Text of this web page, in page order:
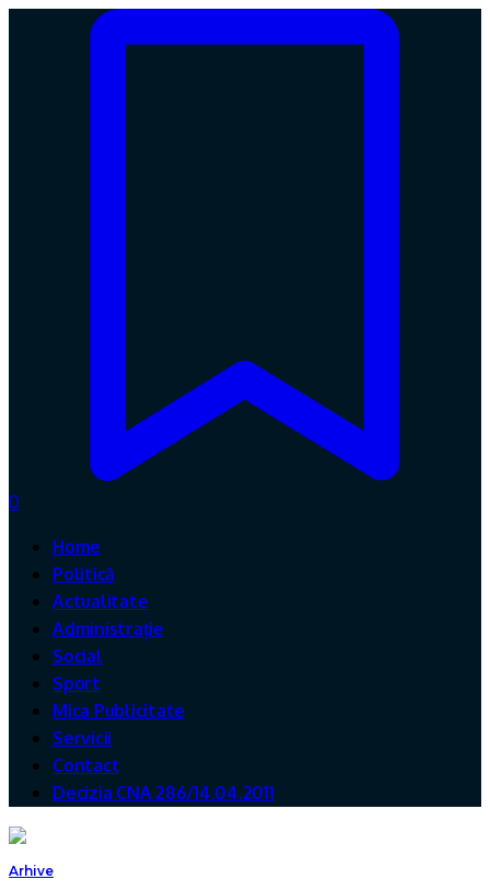
0
Home
Politică
Actualitate
Administrație
Social
Sport
Mica Publicitate
Servicii
Contact
Decizia CNA 286/14.04.2011
Arhive